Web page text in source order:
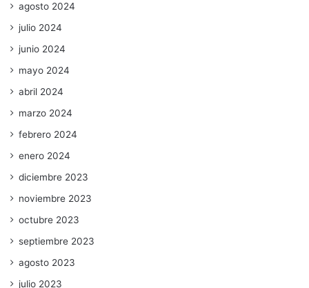
agosto 2024
julio 2024
junio 2024
mayo 2024
abril 2024
marzo 2024
febrero 2024
enero 2024
diciembre 2023
noviembre 2023
octubre 2023
septiembre 2023
agosto 2023
julio 2023